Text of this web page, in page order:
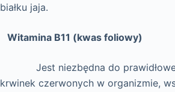
białku jaja.
Witamina B11 (kwas foliowy)
Jest niezbędna do
krwinek czerwonych w organizmie,